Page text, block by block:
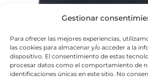
Gestionar
Para ofrecer las mejores experiencias,
las cookies para almacenar y/o acceder a la
dispositivo. El consentimiento de estas
procesar datos como el comportamiento de
identificaciones únicas en este sitio. No